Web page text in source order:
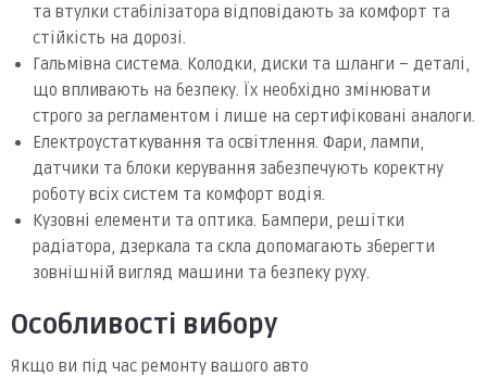
та втулки стабілізатора відповідають за комфорт та
стійкість на дорозі.
Гальмівна система. Колодки, диски та шланги – деталі,
що впливають на безпеку. Їх необхідно змінювати
строго за регламентом і лише на сертифіковані аналоги.
Електроустаткування та освітлення. Фари, лампи,
датчики та блоки керування забезпечують коректну
роботу всіх систем та комфорт водія.
Кузовні елементи та оптика. Бампери, решітки
радіатора, дзеркала та скла допомагають зберегти
зовнішній вигляд машини та безпеку руху.
Особливості вибору
Якщо ви під час ремонту вашого авто